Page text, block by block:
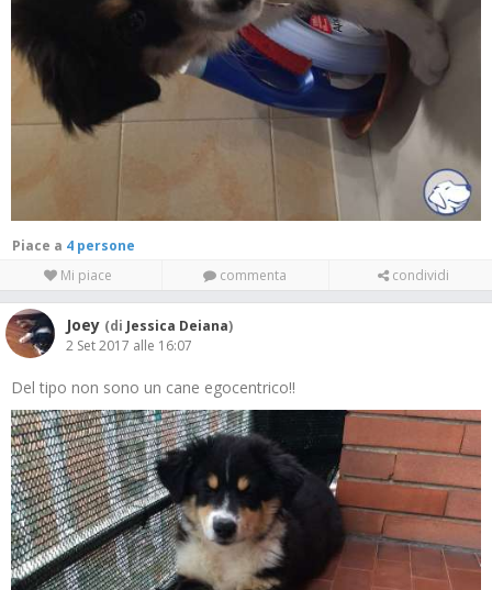
Piace a
4 persone
Mi piace
commenta condividi
Joey (di Jessica Deiana)
2 Set 2017 alle 16:07
Del tipo non sono un cane egocentrico!!